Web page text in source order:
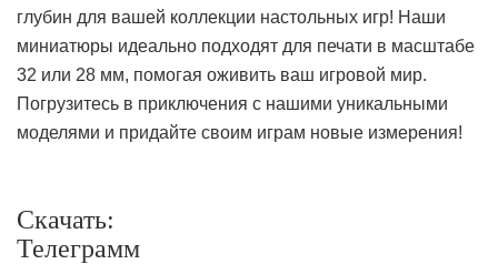
глубин для вашей коллекции настольных игр! Наши
миниатюры идеально подходят для печати в масштабе
32 или 28 мм, помогая оживить ваш игровой мир.
Погрузитесь в приключения с нашими уникальными
моделями и придайте своим играм новые измерения!
Скачать:
Телеграмм